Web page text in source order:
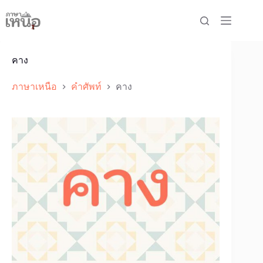
to
content
คาง
ภาษาเหนือ คำศัพท์ คาง